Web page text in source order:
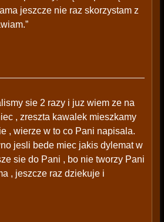
jeszcze nie raz skorzystam z
sie 2 razy i juz wiem ze na
, zreszta kawalek mieszkamy
, wierze w to co Pani napisala.
jesli bede miec jakis dylemat w
sie do Pani , bo nie tworzy Pani
, jeszcze raz dziekuje i